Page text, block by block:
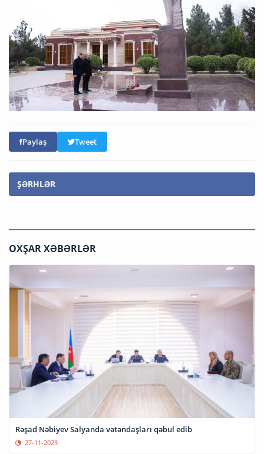
Paylaş Tweet
ŞƏRHLƏR
OXŞAR XƏBƏRLƏR
Rəşad Nəbiyev Salyanda vətəndaşları qəbul edib
27-11-2023